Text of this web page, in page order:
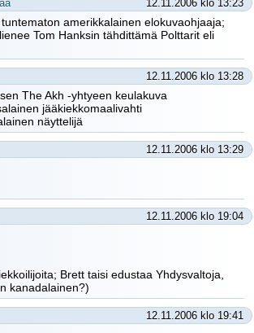
12.11.2006 klo 13:23
amerikkalainen elokuvaohjaaja;
Tom Hanksin tähdittämä Polttarit eli
12.11.2006 klo 13:28
The Akh -yhtyeen keulakuva
jääkiekkomaalivahti
näyttelijä
12.11.2006 klo 13:29
12.11.2006 klo 19:04
Brett taisi edustaa Yhdysvaltoja,
kanadalainen?)
12.11.2006 klo 19:41